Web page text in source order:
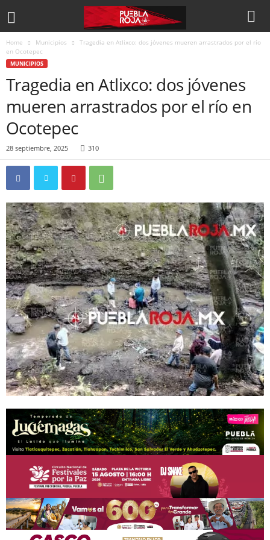
Home Municipios
Tragedia en Atlixco: dos jóvenes mueren arrastrados por el río
en Ocotepec
MUNICIPIOS
Tragedia en Atlixco: dos jóvenes
mueren arrastrados por el río en
Ocotepec
28 septiembre, 2025 310